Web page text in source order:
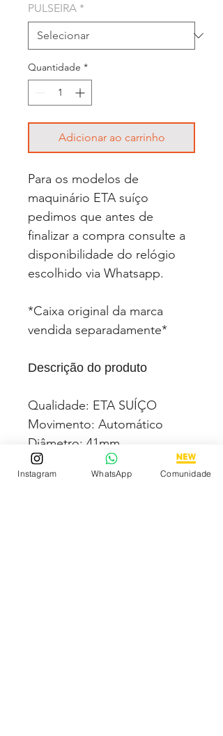
PULSEIRA *
Quantidade *
Adicionar ao carrinho
Para os modelos de
maquinário ETA suíço
pedimos que antes de
finalizar a compra consulte a
disponibilidade do relógio
escolhido via Whatsapp.
*Caixa original da marca
vendida separadamente*
Descrição do produto
Qualidade: ETA SUÍÇO
Movimento: Automático
Diâmetro: 41mm
Vidro: Cristal Safira
Crono: 100 % funcional
Instagram WhatsApp Comunidade